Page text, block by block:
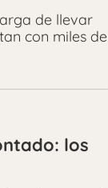
de llevar
con miles de
los